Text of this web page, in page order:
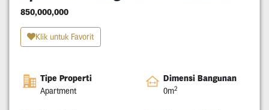
850,000,000
Klik untuk Favorit
Tipe Properti
Apartment
Dimensi Bangunan
0m2